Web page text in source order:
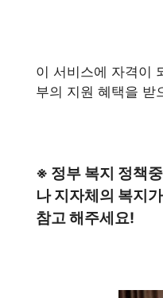
이 서비스에 자격이
부의 지원 혜택을 받
※ 정부 복지 정책
나 지자체의 복지
참고 해주세요!